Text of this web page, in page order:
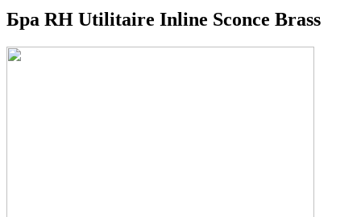
Бра RH Utilitaire Inline Sconce Brass